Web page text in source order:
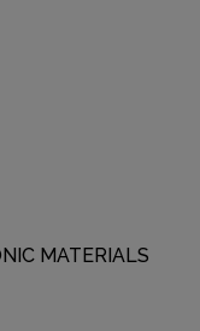
MATERIALS